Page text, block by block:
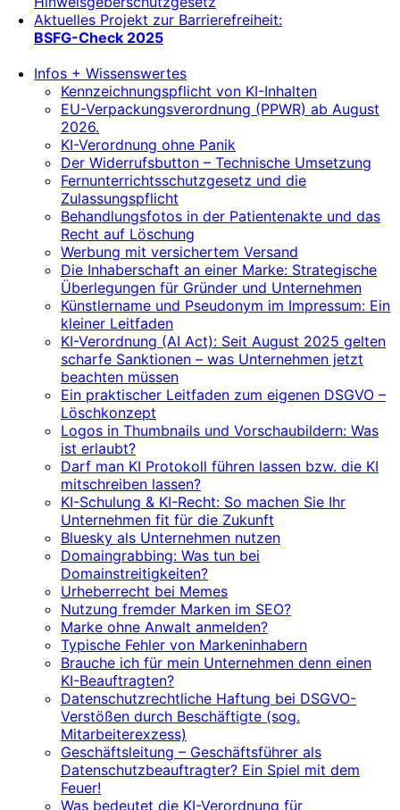
Aktuelles Projekt zur Barrierefreiheit:
BSFG-Check 2025
Infos + Wissenswertes
Kennzeichnungspflicht von KI-Inhalten
EU-Verpackungsverordnung (PPWR) ab August
2026.
KI-Verordnung ohne Panik
Der Widerrufsbutton – Technische Umsetzung
Fernunterrichtsschutzgesetz und die
Zulassungspflicht
Behandlungsfotos in der Patientenakte und das
Recht auf Löschung
Werbung mit versichertem Versand
Die Inhaberschaft an einer Marke: Strategische
Überlegungen für Gründer und Unternehmen
Künstlername und Pseudonym im Impressum: Ein
kleiner Leitfaden
KI-Verordnung (AI Act): Seit August 2025 gelten
scharfe Sanktionen – was Unternehmen jetzt
beachten müssen
Ein praktischer Leitfaden zum eigenen DSGVO –
Löschkonzept
Logos in Thumbnails und Vorschaubildern: Was
ist erlaubt?
Darf man KI Protokoll führen lassen bzw. die KI
mitschreiben lassen?
KI-Schulung & KI-Recht: So machen Sie Ihr
Unternehmen fit für die Zukunft
Bluesky als Unternehmen nutzen
Domaingrabbing: Was tun bei
Domainstreitigkeiten?
Urheberrecht bei Memes
Nutzung fremder Marken im SEO?
Marke ohne Anwalt anmelden?
Typische Fehler von Markeninhabern
Brauche ich für mein Unternehmen denn einen
KI-Beauftragten?
Datenschutzrechtliche Haftung bei DSGVO-
Verstößen durch Beschäftigte (sog.
Mitarbeiterexzess)
Geschäftsleitung – Geschäftsführer als
Datenschutzbeauftragter? Ein Spiel mit dem
Feuer!
Was bedeutet die KI-Verordnung für